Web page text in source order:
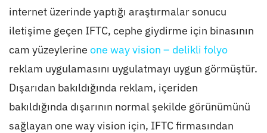
internet üzerinde yaptığı araştırmalar sonucu
iletişime geçen IFTC, cephe giydirme için binasının
cam yüzeylerine one way vision – delikli folyo
reklam uygulamasını uygulatmayı uygun görmüştür.
Dışarıdan bakıldığında reklam, içeriden
bakıldığında dışarının normal şekilde görünümünü
sağlayan one way vision için, IFTC firmasından